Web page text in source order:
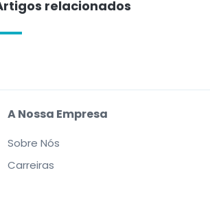
relacionados
A Nossa Empresa
Sobre Nós
Carreiras